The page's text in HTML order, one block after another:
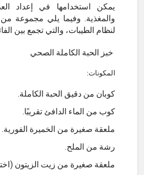
يمكن استخدامها في إعداد
والمغذية. وفيما يلي مجموعة
لنظام الطيبات، والتي تجمع بين
خبز الحبة الكاملة الصحي
المكونات:
كوبان من دقيق الحبة الكاملة.
كوب من الماء الدافئ تقريبًا.
ملعقة صغيرة من الخميرة الفورية.
رشة من الملح.
ملعقة صغيرة من زيت الزيتون